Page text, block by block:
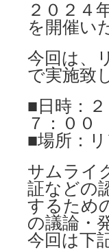
２０２４
を開催い
今回は、
で実施致
■日時：
７：００
■場所：
サムライ
証などの
するため
の議論・
今回は下